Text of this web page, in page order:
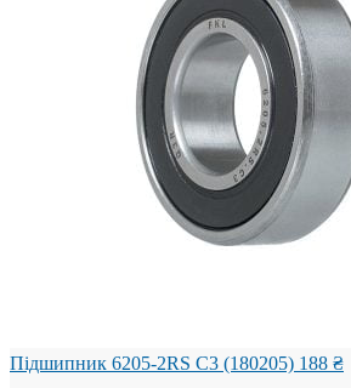
Підшипник 6205-2RS C3 (180205) 188 ₴